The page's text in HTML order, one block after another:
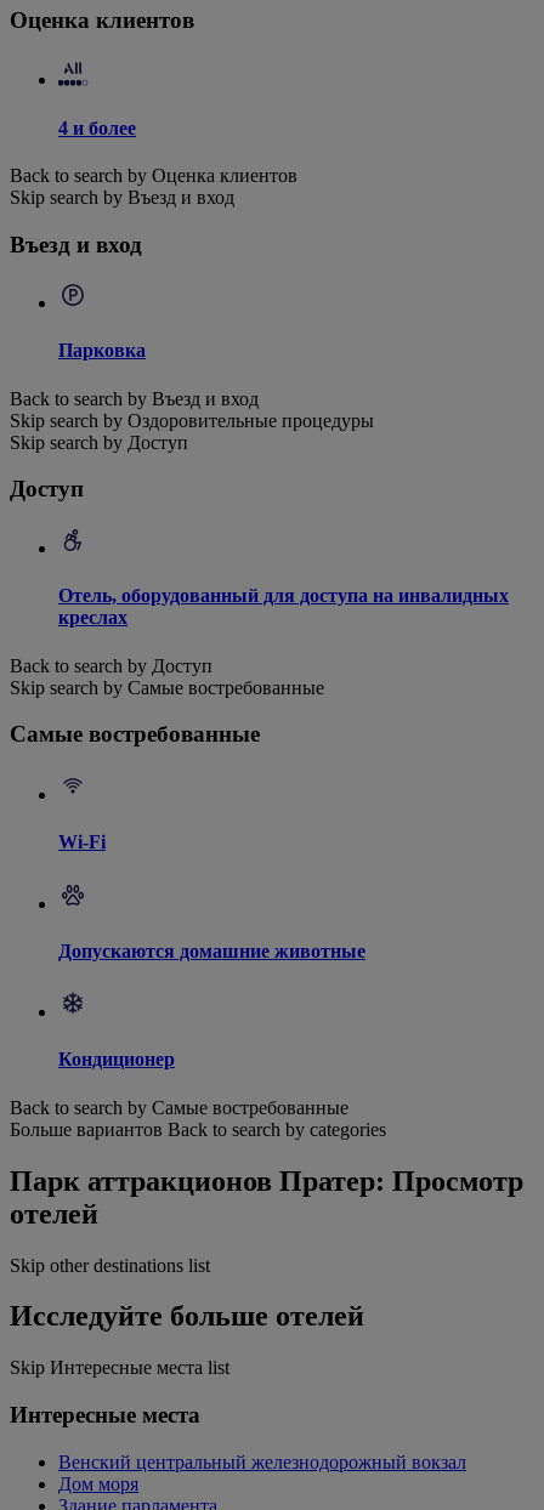
Оценка клиентов
4 и более
Back to search by Оценка клиентов
Skip search by Въезд и вход
Въезд и вход
Парковка
Back to search by Въезд и вход
Skip search by Оздоровительные процедуры
Skip search by Доступ
Доступ
Отель, оборудованный для доступа на инвалидных
креслах
Back to search by Доступ
Skip search by Самые востребованные
Самые востребованные
Wi-Fi
Допускаются домашние животные
Кондиционер
Back to search by Самые востребованные
Больше вариантов Back to search by categories
Парк аттракционов Пратер: Просмотр
отелей
Skip other destinations list
Исследуйте больше отелей
Skip Интересные места list
Интересные места
Венский центральный железнодорожный вокзал
Дом моря
Здание парламента